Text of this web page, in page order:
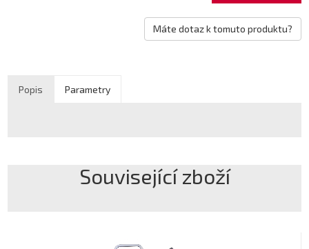
Máte dotaz k tomuto produktu?
Popis Parametry
Související zboží